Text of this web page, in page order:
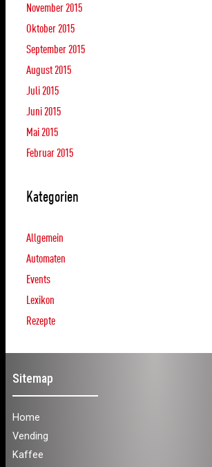
November 2015
Oktober 2015
September 2015
August 2015
Juli 2015
Juni 2015
Mai 2015
Februar 2015
Kategorien
Allgemein
Automaten
Events
Lexikon
Rezepte
Sitemap
Home
Vending
Kaffee